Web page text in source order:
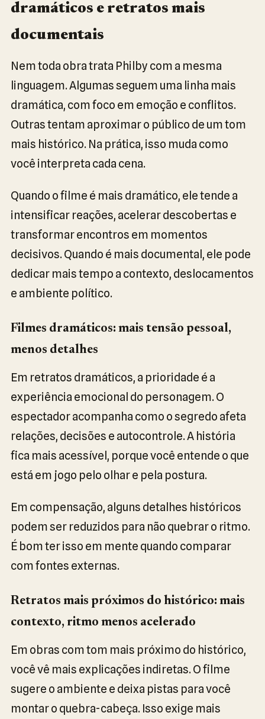
dramáticos e retratos mais
documentais
Nem toda obra trata Philby com a mesma
linguagem. Algumas seguem uma linha mais
dramática, com foco em emoção e conflitos.
Outras tentam aproximar o público de um tom
mais histórico. Na prática, isso muda como
você interpreta cada cena.
Quando o filme é mais dramático, ele tende a
intensificar reações, acelerar descobertas e
transformar encontros em momentos
decisivos. Quando é mais documental, ele pode
dedicar mais tempo a contexto, deslocamentos
e ambiente político.
Filmes dramáticos: mais tensão pessoal,
menos detalhes
Em retratos dramáticos, a prioridade é a
experiência emocional do personagem. O
espectador acompanha como o segredo afeta
relações, decisões e autocontrole. A história
fica mais acessível, porque você entende o que
está em jogo pelo olhar e pela postura.
Em compensação, alguns detalhes históricos
podem ser reduzidos para não quebrar o ritmo.
É bom ter isso em mente quando comparar
com fontes externas.
Retratos mais próximos do histórico: mais
contexto, ritmo menos acelerado
Em obras com tom mais próximo do histórico,
você vê mais explicações indiretas. O filme
sugere o ambiente e deixa pistas para você
montar o quebra-cabeça. Isso exige mais